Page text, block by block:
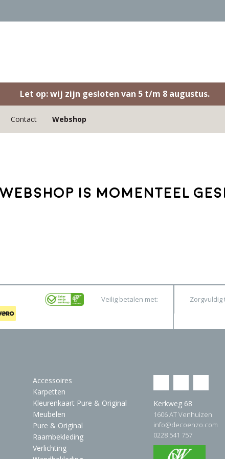
Let op: wij zijn gesloten van 5 t/m 8 augustus.
Contact Webshop
is momenteel
Veilig betalen met:
Accessoires
Karpetten
Kleurenkaart Pure & Original
Meubelen
Pure & Original
Raambekleding
Verlichting
Kerkweg 68
1606 AT Venhuizen
info@decoenzo.com
0228 541 757